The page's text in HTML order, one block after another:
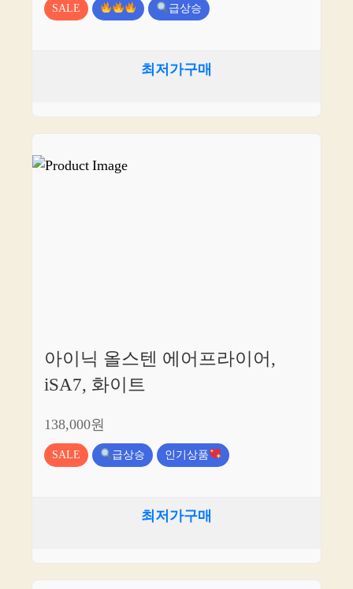
SALE 급상승
최저가구매
아이닉 올스텐 에어프라이어,
iSA7, 화이트
138,000원
SALE 급상승 인기상품
최저가구매